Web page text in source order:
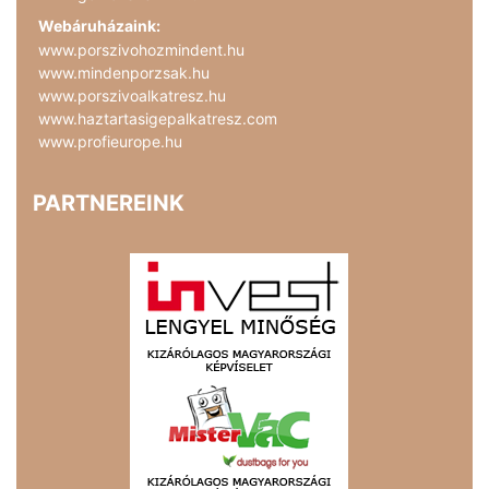
Webáruházaink:
www.porszivohozmindent.hu
www.mindenporzsak.hu
www.porszivoalkatresz.hu
www.haztartasigepalkatresz.com
www.profieurope.hu
PARTNEREINK